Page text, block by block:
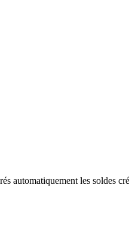
automatiquement les soldes